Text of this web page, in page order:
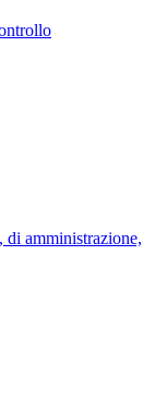
amministrazione,